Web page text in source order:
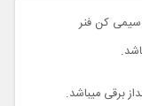
سیمی کن فنر
برقی میباشد.